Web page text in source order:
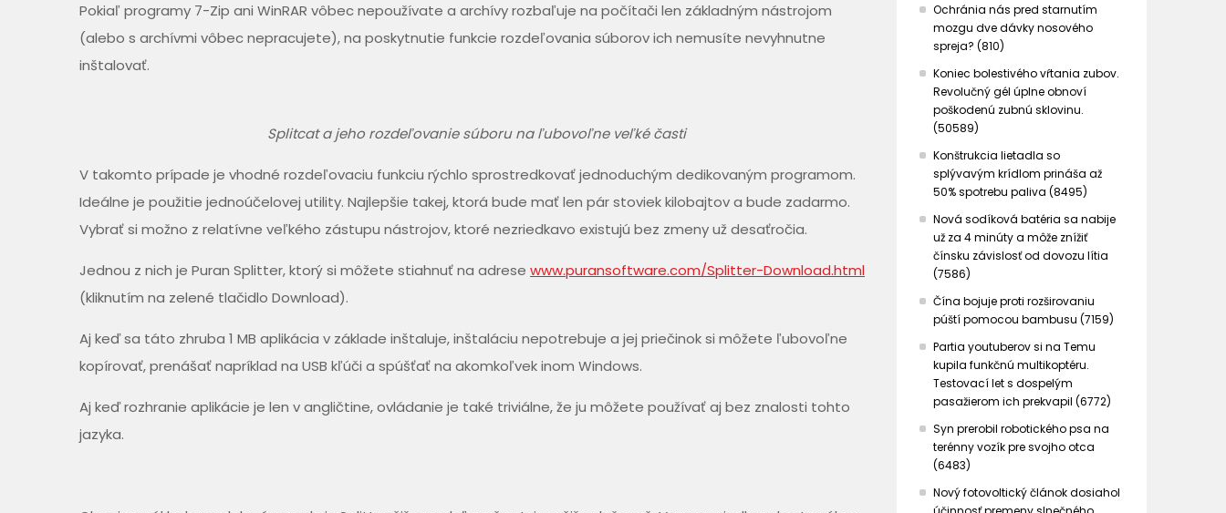
Pokiaľ programy 7-Zip ani WinRAR vôbec nepoužívate a archívy rozbaľuje na počítači len základným nástrojom
(alebo s archívmi vôbec nepracujete), na poskytnutie funkcie rozdeľovania súborov ich nemusíte nevyhnutne
inštalovať.
Splitcat a jeho rozdeľovanie súboru na ľubovoľne veľké časti
V takomto prípade je vhodné rozdeľovaciu funkciu rýchlo sprostredkovať jednoduchým dedikovaným programom.
Ideálne je použitie jednoúčelovej utility. Najlepšie takej, ktorá bude mať len pár stoviek kilobajtov a bude zadarmo.
Vybrať si možno z relatívne veľkého zástupu nástrojov, ktoré nezriedkavo existujú bez zmeny už desaťročia.
Jednou z nich je Puran Splitter, ktorý si môžete stiahnuť na adrese www.puransoftware.com/Splitter-Download.html
(kliknutím na zelené tlačidlo Download).
Aj keď sa táto zhruba 1 MB aplikácia v základe inštaluje, inštaláciu nepotrebuje a jej priečinok si môžete ľubovoľne
kopírovať, prenášať napríklad na USB kľúči a spúšťať na akomkoľvek inom Windows.
Aj keď rozhranie aplikácie je len v angličtine, ovládanie je také triviálne, že ju môžete používať aj bez znalosti tohto
jazyka.
Ochránia nás pred starnutím
mozgu dve dávky nosového
spreja? (810)
Koniec bolestivého vŕtania zubov.
Revolučný gél úplne obnoví
poškodenú zubnú sklovinu.
(50589)
Konštrukcia lietadla so
splývavým krídlom prináša až
50% spotrebu paliva (8495)
Nová sodíková batéria sa nabije
už za 4 minúty a môže znížiť
čínsku závislosť od dovozu lítia
(7586)
Čína bojuje proti rozširovaniu
púští pomocou bambusu (7159)
Partia youtuberov si na Temu
kupila funkčnú multikoptéru.
Testovací let s dospelým
pasažierom ich prekvapil (6772)
Syn prerobil robotického psa na
terénny vozík pre svojho otca
(6483)
Nový fotovoltický článok dosiahol